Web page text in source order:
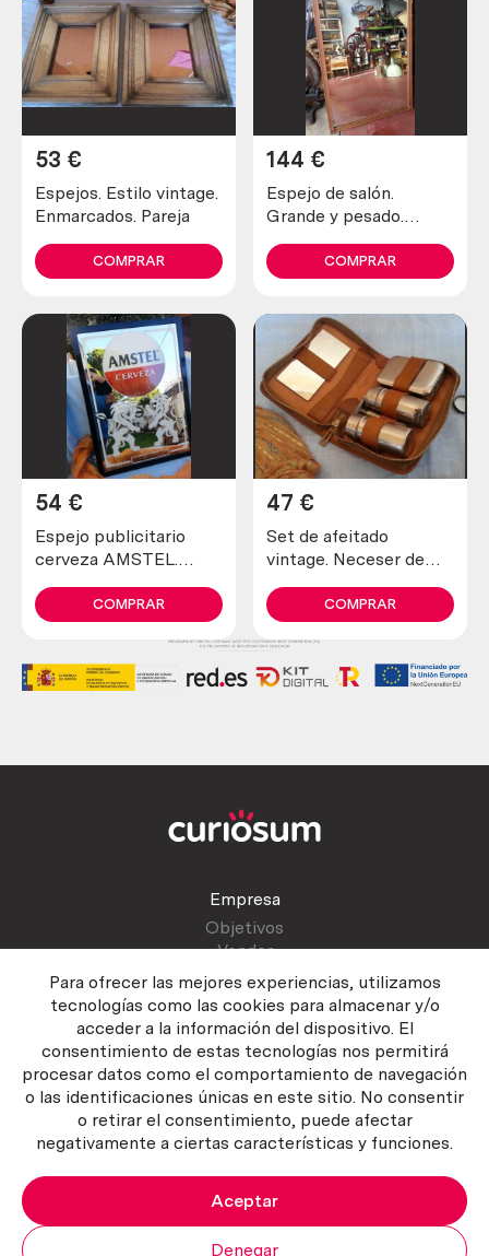
Para ofrecer las mejores experiencias, utilizamos
tecnologías como las cookies para almacenar y/o
acceder a la información del dispositivo. El
consentimiento de estas tecnologías nos permitirá
procesar datos como el comportamiento de navegación
o las identificaciones únicas en este sitio. No consentir
o retirar el consentimiento, puede afectar
negativamente a ciertas características y funciones.
Aceptar
Denegar
Espejos. Estilo vintage.
Enmarcados. Pareja
53 €
COMPRAR
Espejo de salón.
Grande y pesado.
144 €
COMPRAR
Espejo publicitario
cerveza AMSTEL.
coleccionista.
54 €
COMPRAR
Set de afeitado
vintage. Neceser de
47 €
COMPRAR
Empresa
Objetivos
Vender
Atención al cliente
Contactar
Manual del vendedor
Política del servicio
Política de Cookies
Copyright ©2026 Curiosum S.L. Todos los derechos reservados.